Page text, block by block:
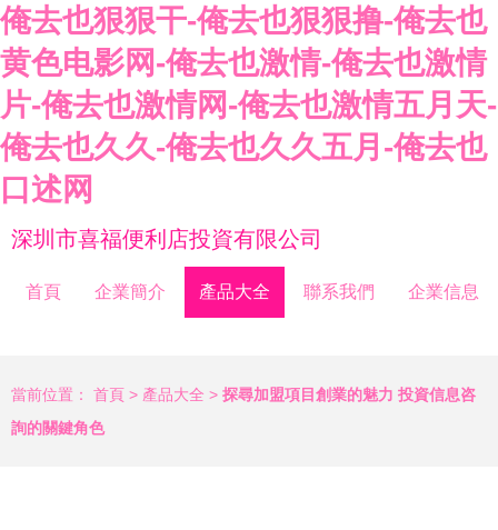
俺去也狠狠干-俺去也狠狠撸-俺去也
黄色电影网-俺去也激情-俺去也激情
片-俺去也激情网-俺去也激情五月天-
俺去也久久-俺去也久久五月-俺去也
口述网
深圳市喜福便利店投資有限公司
首頁 企業簡介 產品大全 聯系我們 企業信息
當前位置： 首頁 > 產品大全 > 探尋加盟項目創業的魅力 投資信息咨
詢的關鍵角色